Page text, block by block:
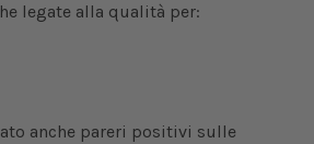
legate alla qualità per:
anche pareri positivi sulle